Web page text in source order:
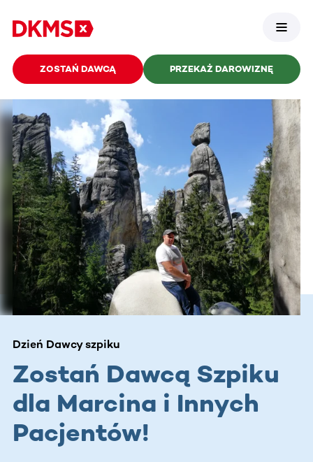
ZOSTAŃ DAWCĄ PRZEKAŻ DAROWIZNĘ
Dzień Dawcy szpiku
Zostań Dawcą Szpiku
dla Marcina i Innych
Pacjentów!